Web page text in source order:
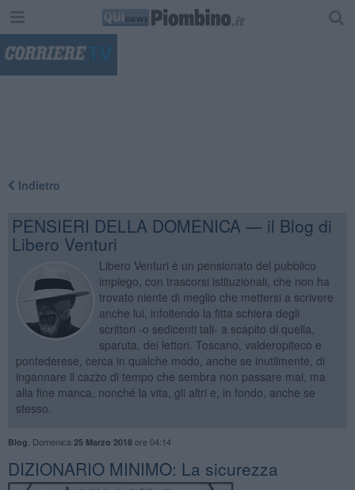
Indietro
PENSIERI DELLA DOMENICA — il Blog di
Libero Venturi
Libero Venturi è un pensionato del pubblico
impiego, con trascorsi istituzionali, che non ha
trovato niente di meglio che mettersi a scrivere
anche lui, infoltendo la fitta schiera degli
scrittori -o sedicenti tali- a scapito di quella,
sparuta, dei lettori. Toscano, valderopiteco e
pontederese, cerca in qualche modo, anche se inutilmente, di
ingannare il cazzo di tempo che sembra non passare mai, ma
alla fine manca, nonché la vita, gli altri e, in fondo, anche se
stesso.
Blog Domenica 25 Marzo 2018ore 04:14
DIZIONARIO MINIMO: La sicurezza